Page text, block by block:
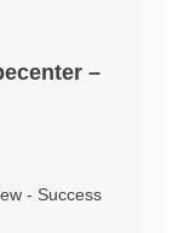
–
- Success